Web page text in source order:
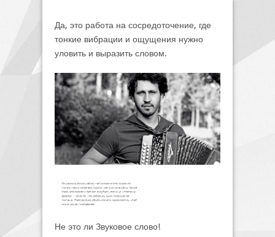
Да, это работа на сосредоточение, где
тонкие вибрации и ощущения нужно
уловить и выразить словом.
Не это ли Звуковое слово!